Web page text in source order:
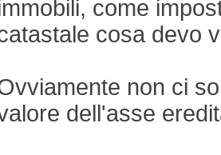
come
cosa devo
non ci
dell'asse